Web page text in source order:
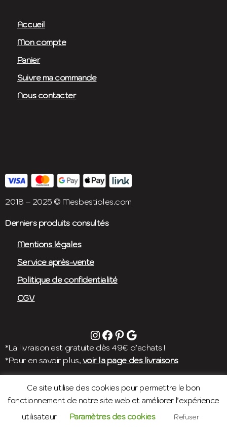
Accueil
Mon compte
Panier
Suivre ma commande
Nous contacter
2018 – 2025 © Mesbestioles.com
Derniers produits consultés
Mentions légales
Service après-vente
Politique de confidentialité
CGV
instagram
facebook
pinterest
avis google
*La livraison est gratuite dès 49€ d’achats !
*Pour en savoir plus, voir la page des livraisons
Ce site utilise des cookies pour permettre le bon
fonctionnement de notre site web et améliorer l’expérience
utilisateur.
Paramètres des cookies Refuser